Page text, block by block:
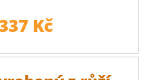
Kč